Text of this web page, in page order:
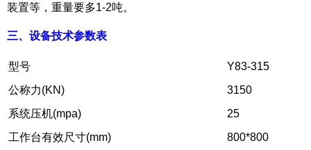
装置等，重量要多1-2吨。
三、设备技术参数表
型号
Y83-315
公称力(KN)
3150
系统压机(mpa)
25
工作台有效尺寸(mm)
800*800